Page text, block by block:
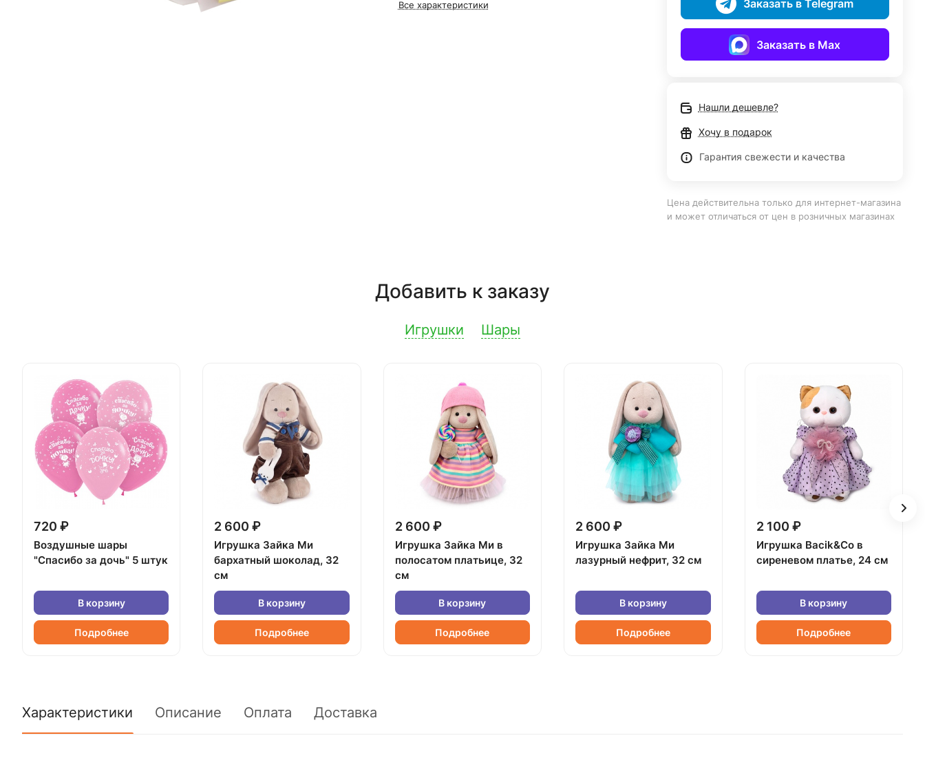
Все характеристики Заказать в Telegram
Заказать в Max
Нашли дешевле?
Хочу в подарок
Гарантия свежести и качества
Цена действительна только для интернет-магазина
и может отличаться от цен в розничных магазинах
Добавить к заказу
Игрушки Шары
720 ₽
Воздушные шары
"Спасибо за дочь" 5 штук
В корзину
Подробнее
2 600 ₽
Игрушка Зайка Ми
бархатный шоколад, 32
см
В корзину
Подробнее
2 600 ₽
Игрушка Зайка Ми в
полосатом платьице, 32
см
В корзину
Подробнее
2 600 ₽
Игрушка Зайка Ми
лазурный нефрит, 32 см
В корзину
Подробнее
2 100 ₽
Игрушка Bacik&Co в
сиреневом платье, 24 см
В корзину
Подробнее
Характеристики Описание Оплата Доставка